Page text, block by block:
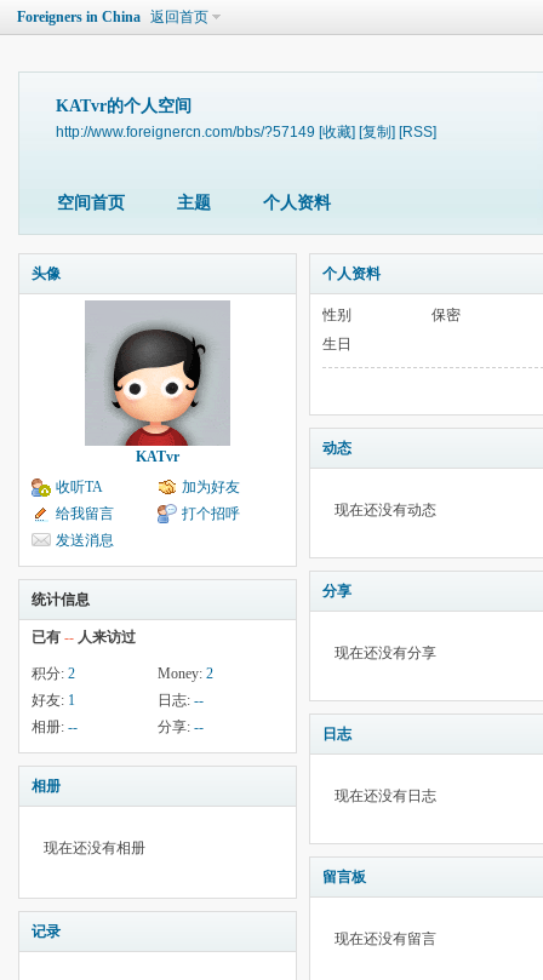
Foreigners in China 返回首页
KATvr的个人空间
http://www.foreignercn.com/bbs/?57149 [收藏] [复制] [RSS]
空间首页 主题 个人资料
头像
KATvr
收听TA
加为好友
给我留言
打个招呼
发送消息
统计信息
已有 -- 人来访过
积分: 2 Money: 2
好友: 1 日志: --
相册: -- 分享: --
相册
现在还没有相册
记录
个人资料
性别
保密
生日
动态
现在还没有动态
分享
现在还没有分享
日志
现在还没有日志
留言板
现在还没有留言